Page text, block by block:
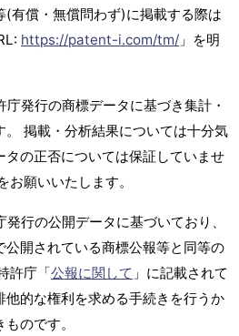
(有償・無償問わず)に掲載する際は
https://patent-i.com/tm/ 」を明
発行の商標データに基づき集計・
掲載・分析結果については十分気
タの正否については保証していませ
願いいたします。
行の公開データに基づいており、
開されている商標公報等と同等の
許庁「公報に関して 」に記載されて
他的な権利を求める手続きを行うか
のです。